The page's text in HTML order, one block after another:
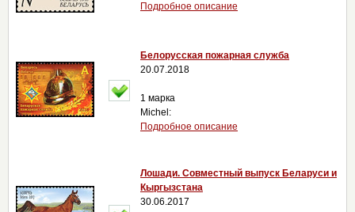
Подробное описание
Белорусская пожарная служба
20.07.2018
1 марка
Michel:
Подробное описание
Лошади. Совместный выпуск Беларуси и
Кыргызстана
30.06.2017